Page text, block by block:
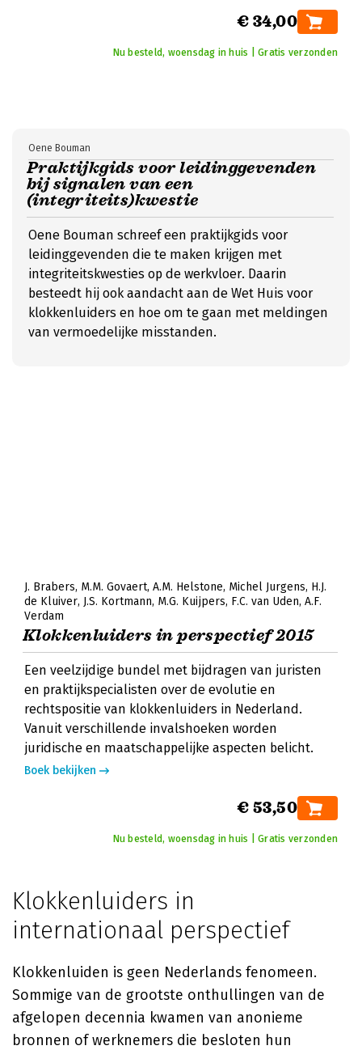
€ 34,00
Nu besteld, woensdag in huis | Gratis verzonden
Praktijkgids voor leidinggevenden
bij signalen van een
(integriteits)kwestie
Oene Bouman
Oene Bouman schreef een praktijkgids voor
leidinggevenden die te maken krijgen met
integriteits­kwesties op de werkvloer. Daarin
besteedt hij ook aandacht aan de Wet Huis voor
klokkenluiders en hoe om te gaan met meldingen
van vermoedelijke misstanden.
J. Brabers M.M. Govaert A.M. Helstone Michel Jurgens H.J.
de Kluiver J.S. Kortmann M.G. Kuijpers F.C. van Uden A.F.
Verdam
Klokkenluiders in perspectief 2015
Een veelzijdige bundel met bijdragen van juristen
en praktijkspecialisten over de evolutie en
rechtspositie van klokkenluiders in Nederland.
Vanuit verschillende invalshoeken worden
juridische en maatschappelijke aspecten belicht.
Boek bekijken
€ 53,50
Nu besteld, woensdag in huis | Gratis verzonden
Klokkenluiders in
internationaal perspectief
Klokkenluiden is geen Nederlands fenomeen.
Sommige van de grootste onthullingen van de
afgelopen decennia kwamen van anonieme
bronnen of werknemers die besloten hun